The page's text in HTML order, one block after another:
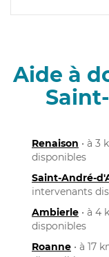
Aide à
Renaison • à 3
disponibles
Saint-André-
intervenants
Ambierle • à 4
disponibles
Roanne • à 17